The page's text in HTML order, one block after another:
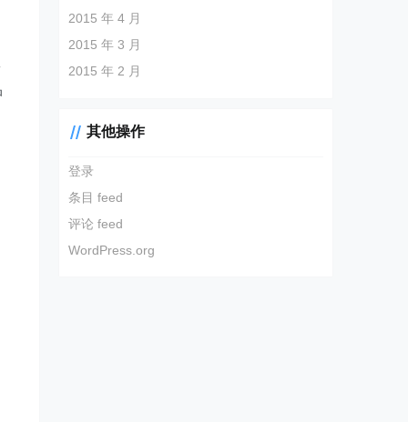
2015 年 4 月
2015 年 3 月
2015 年 2 月
其他操作
登录
条目 feed
评论 feed
WordPress.org